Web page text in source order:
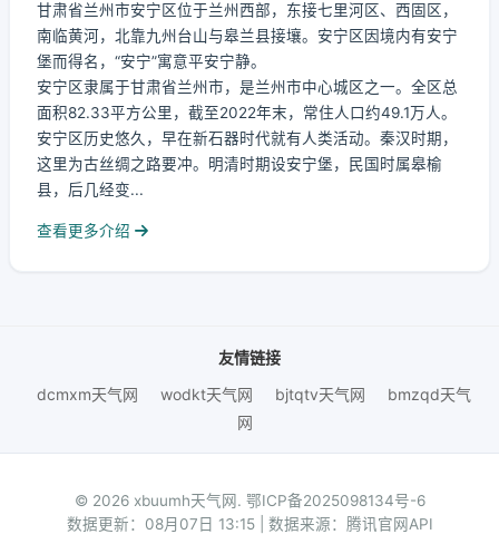
甘肃省兰州市安宁区位于兰州西部，东接七里河区、西固区，
南临黄河，北靠九州台山与皋兰县接壤。安宁区因境内有安宁
堡而得名，“安宁”寓意平安宁静。
安宁区隶属于甘肃省兰州市，是兰州市中心城区之一。全区总
面积82.33平方公里，截至2022年末，常住人口约49.1万人。
安宁区历史悠久，早在新石器时代就有人类活动。秦汉时期，
这里为古丝绸之路要冲。明清时期设安宁堡，民国时属皋榆
县，后几经变...
查看更多介绍
友情链接
dcmxm天气网
wodkt天气网 bjtqtv天气网
bmzqd天气
网
© 2026 xbuumh天气网. 鄂ICP备2025098134号-6
数据更新：08月07日 13:15 | 数据来源：腾讯官网API